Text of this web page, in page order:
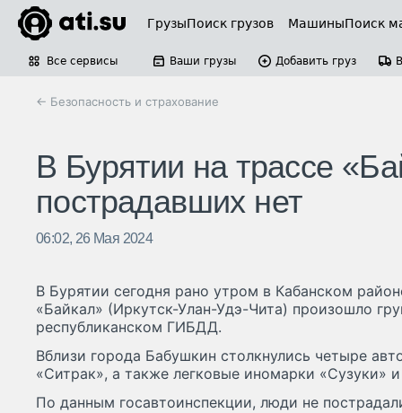
ГрузыПоиск грузов МашиныПоиск
Все сервисы Ваши грузы Добавить груз
← Безопасность и страхование
В Бурятии на трассе
пострадавших нет
06:02, 26 Мая 2024
В Бурятии сегодня рано утром в Кабанском
«Байкал» (Иркутск-Улан-Удэ-Чита) произошло
республиканском ГИБДД.
Вблизи города Бабушкин столкнулись четыре
«Ситрак», а также легковые иномарки «Сузуки»
По данным госавтоинспекции, люди не